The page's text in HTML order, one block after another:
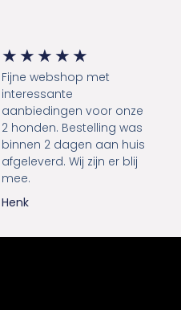
★ ★ ★ ★ ★
Fijne webshop met
interessante
aanbiedingen voor onze
2 honden. Bestelling was
binnen 2 dagen aan huis
afgeleverd. Wij zijn er blij
mee.
Henk